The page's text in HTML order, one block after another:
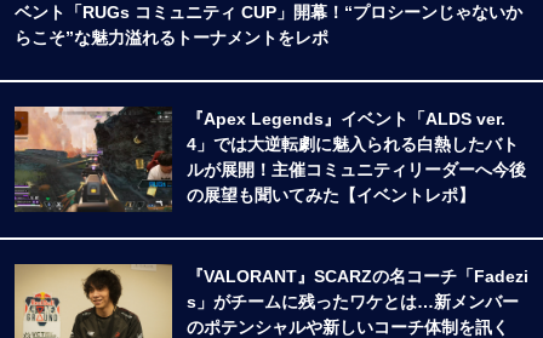
ベント「RUGs コミュニティ CUP」開幕！“プロシーンじゃないか
らこそ”な魅力溢れるトーナメントをレポ
『Apex Legends』イベント「ALDS ver.
4」では大逆転劇に魅入られる白熱したバト
ルが展開！主催コミュニティリーダーへ今後
の展望も聞いてみた【イベントレポ】
『VALORANT』SCARZの名コーチ「Fadezi
s」がチームに残ったワケとは…新メンバー
のポテンシャルや新しいコーチ体制を訊く